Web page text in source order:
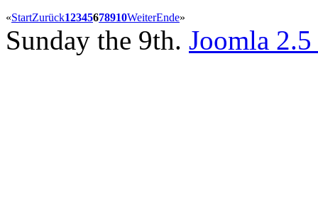
«StartZurück12345678910WeiterEnde»
Sunday the 9th. Joomla